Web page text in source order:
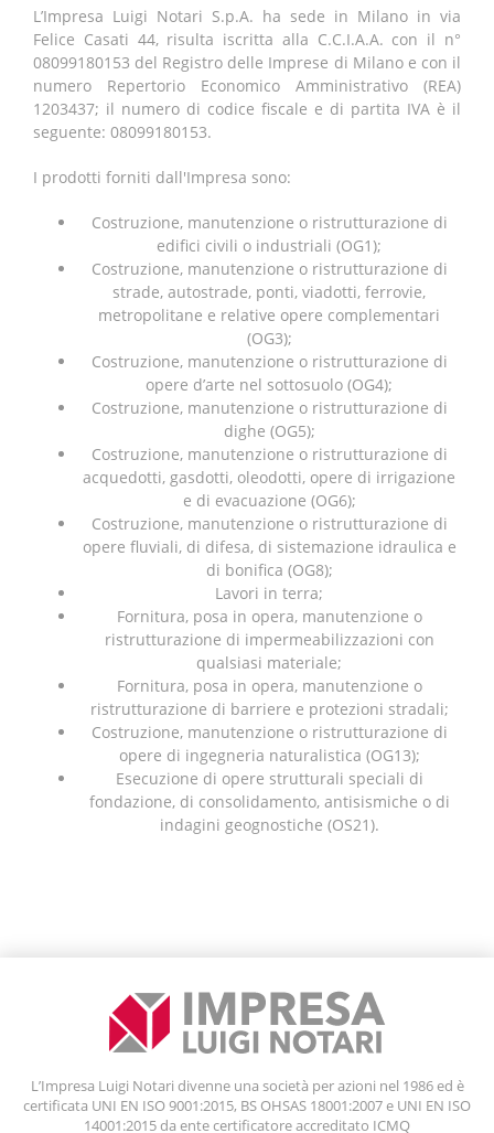
L’Impresa Luigi Notari S.p.A. ha sede in Milano in via
Felice Casati 44, risulta iscritta alla C.C.I.A.A. con il n°
08099180153 del Registro delle Imprese di Milano e con il
numero Repertorio Economico Amministrativo (REA)
1203437; il numero di codice fiscale e di partita IVA è il
seguente: 08099180153.
I prodotti forniti dall'Impresa sono:
Costruzione, manutenzione o ristrutturazione di
edifici civili o industriali (OG1);
Costruzione, manutenzione o ristrutturazione di
strade, autostrade, ponti, viadotti, ferrovie,
metropolitane e relative opere complementari
(OG3);
Costruzione, manutenzione o ristrutturazione di
opere d’arte nel sottosuolo (OG4);
Costruzione, manutenzione o ristrutturazione di
dighe (OG5);
Costruzione, manutenzione o ristrutturazione di
acquedotti, gasdotti, oleodotti, opere di irrigazione
e di evacuazione (OG6);
Costruzione, manutenzione o ristrutturazione di
opere fluviali, di difesa, di sistemazione idraulica e
di bonifica (OG8);
Lavori in terra;
Fornitura, posa in opera, manutenzione o
ristrutturazione di impermeabilizzazioni con
qualsiasi materiale;
Fornitura, posa in opera, manutenzione o
ristrutturazione di barriere e protezioni stradali;
Costruzione, manutenzione o ristrutturazione di
opere di ingegneria naturalistica (OG13);
Esecuzione di opere strutturali speciali di
fondazione, di consolidamento, antisismiche o di
indagini geognostiche (OS21).
L’Impresa Luigi Notari divenne una società per azioni nel 1986 ed è
certificata UNI EN ISO 9001:2015, BS OHSAS 18001:2007 e UNI EN ISO
14001:2015 da ente certificatore accreditato ICMQ